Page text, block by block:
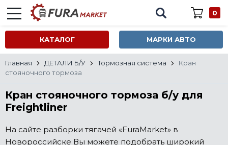
0
КАТАЛОГ МАРКИ АВТО
Главная ДЕТАЛИ Б/У Тормозная система
Кран
стояночного тормоза
Кран стояночного тормоза б/у для
Freightliner
На сайте разборки тягачей «FuraMarket» в
Новороссийске Вы можете подобрать широкий